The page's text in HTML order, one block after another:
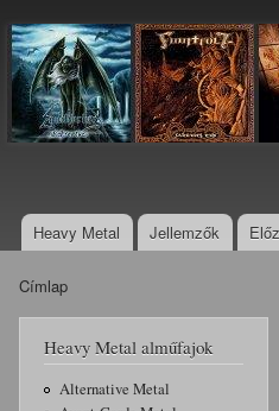
Főmenü
Heavy Metal Jellemzők
Címlap
Heavy Metal alműfajok
Alternative Metal